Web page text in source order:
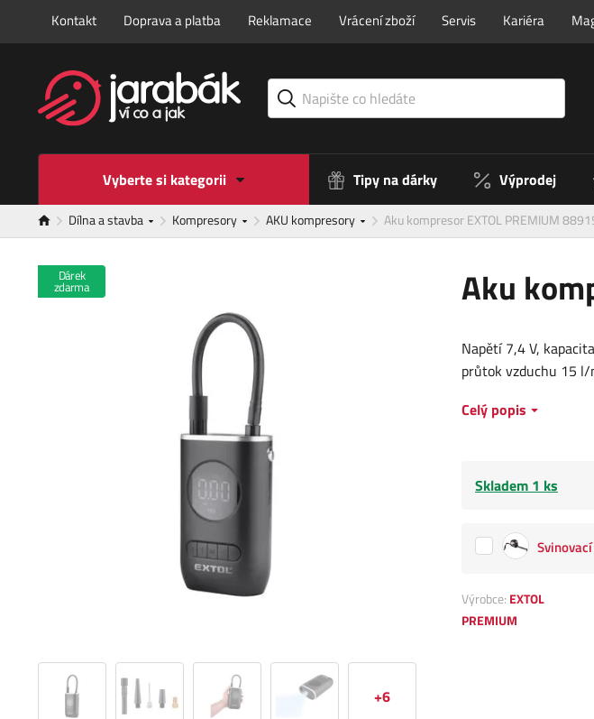
Kontakt Doprava a platba Reklamace Vrácení zboží Servis Kariéra
Vyberte si kategorii Tipy na dárky Výprodej
Dílna a stavba Kompresory AKU kompresory Aku kompresor EXTOL PREMIUM
Aku
Dárek
zdarma
+6
Napětí 7,4 V,
průtok vzduchu 15
Celý popis
Skladem 1 ks
Výrobce: EXTOL
PREMIUM